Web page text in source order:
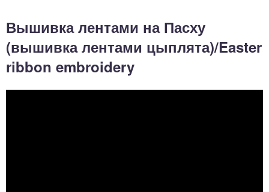
Вышивка лентами на Пасху
(вышивка лентами цыплята)/Easter
ribbon embroidery